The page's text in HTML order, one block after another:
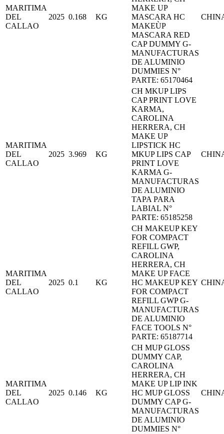
MARITIMA
DEL
CALLAO
2025 0.168 KG
MAKE UP
MASCARA HC
MAKEÙP
MASCARA RED
CAP DUMMY G-
MANUFACTURAS
DE ALUMINIO
DUMMIES N°
PARTE: 65170464
MARITIMA
DEL
CALLAO
2025 3.969 KG
CH MKUP LIPS
CAP PRINT LOVE
KARMA,
CAROLINA
HERRERA, CH
MAKE UP
LIPSTICK HC
MKUP LIPS CAP
PRINT LOVE
KARMA G-
MANUFACTURAS
DE ALUMINIO
TAPA PARA
LABIAL N°
PARTE: 65185258
MARITIMA
DEL
CALLAO
2025 0.1 KG
CH MAKEUP KEY
FOR COMPACT
REFILL GWP,
CAROLINA
HERRERA, CH
MAKE UP FACE
HC MAKEUP KEY
FOR COMPACT
REFILL GWP G-
MANUFACTURAS
DE ALUMINIO
FACE TOOLS N°
PARTE: 65187714
MARITIMA
DEL
CALLAO
2025 0.146 KG
CH MUP GLOSS
DUMMY CAP,
CAROLINA
HERRERA, CH
MAKE UP LIP INK
HC MUP GLOSS
DUMMY CAP G-
MANUFACTURAS
DE ALUMINIO
DUMMIES N°